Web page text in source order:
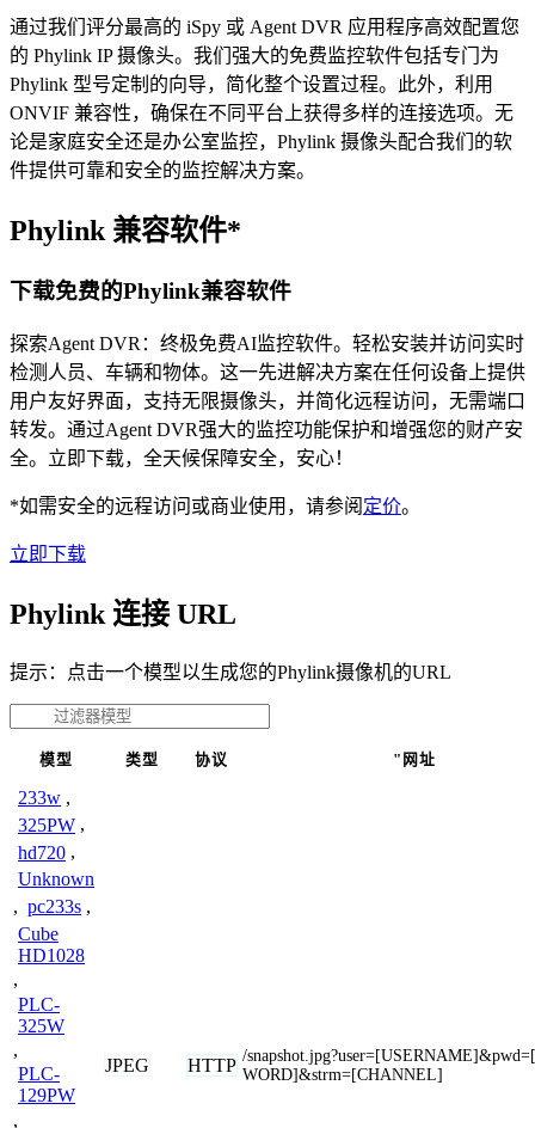
通过我们评分最高的 iSpy 或 Agent DVR 应用程序高效配置您
的 Phylink IP 摄像头。我们强大的免费监控软件包括专门为
Phylink 型号定制的向导，简化整个设置过程。此外，利用
ONVIF 兼容性，确保在不同平台上获得多样的连接选项。无
论是家庭安全还是办公室监控，Phylink 摄像头配合我们的软
件提供可靠和安全的监控解决方案。
Phylink 兼容软件*
下载免费的Phylink兼容软件
探索Agent DVR：终极免费AI监控软件。轻松安装并访问实时
检测人员、车辆和物体。这一先进解决方案在任何设备上提供
用户友好界面，支持无限摄像头，并简化远程访问，无需端口
转发。通过Agent DVR强大的监控功能保护和增强您的财产安
全。立即下载，全天候保障安全，安心！
*如需安全的远程访问或商业使用，请参阅 定价。
立即下载
Phylink 连接 URL
提示：点击一个模型以生成您的Phylink摄像机的URL
模型 类型 协议 "网址
233w ,
325PW ,
hd720 ,
Unknown
, pc233s ,
Cube
HD1028
,
PLC-
325W
,
PLC-
129PW
,
JPEG HTTP /
WORD]&strm=[CHANNEL]